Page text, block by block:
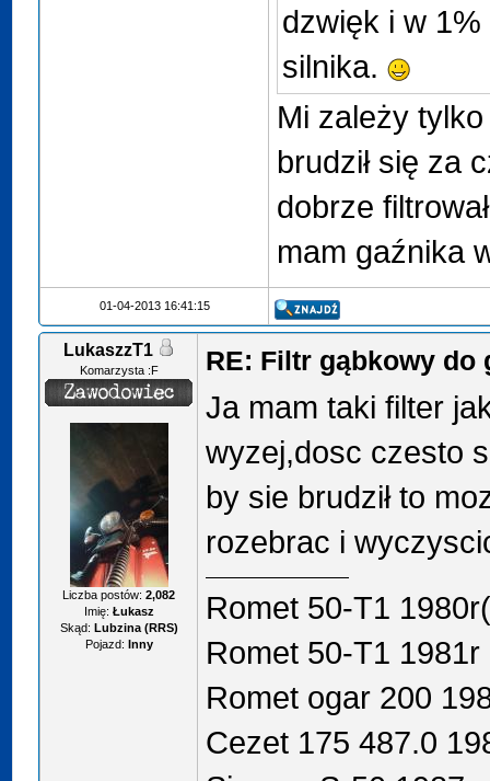
dzwięk i w
silnika.
Mi zależy
brudził się za
dobrze
mam gaźnika
01-04-2013 16:41:15
LukaszzT1
Komarzysta :F
Liczba postów:2,082
Imię: Łukasz
Skąd: Lubzina (RRS)
Pojazd: Inny
RE: Filtr gąbkowy do
Ja mam taki filter
wyzej,dosc czesto
by sie brudził to
rozebrac i
Romet 50-T1
Romet 50-T1
Romet ogar 200
Cezet 175 487.0